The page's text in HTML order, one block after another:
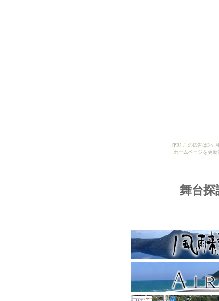
[PR] この広告は3ヶ
ホームページを更
舞台探